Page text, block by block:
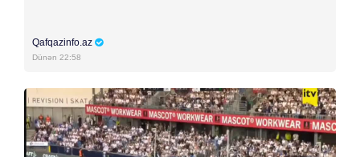
Qafqazinfo.az
Dünən 22:58